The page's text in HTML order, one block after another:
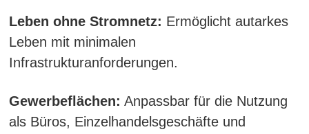
Leben ohne Stromnetz: Ermöglicht autarkes
Leben mit minimalen
Infrastrukturanforderungen.
Gewerbeflächen: Anpassbar für die Nutzung
als Büros, Einzelhandelsgeschäfte und